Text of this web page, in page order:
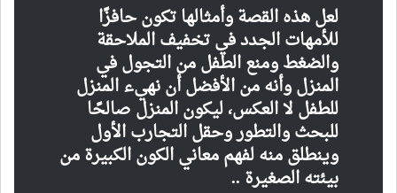
لعل هذه القصة وأمثالها تكون حافزًا
للأمهات الجدد في تخفيف الملاحقة
والضغط ومنع الطفل من التجول في
المنزل وأنه من الأفضل أن نهيء المنزل
للطفل لا العكس، ليكون المنزل صالحًا
للبحث والتطور وحقل التجارب الأول
وينطلق منه لفهم معاني الكون الكبيرة من
بيئته الصغيرة ..